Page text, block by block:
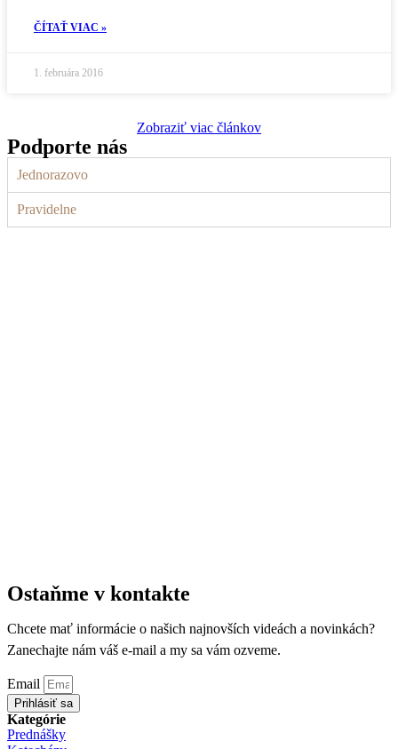
ČÍTAŤ VIAC »
1. februára 2016
Zobraziť viac článkov
Podporte nás
Jednorazovo
Pravidelne
Ostaňme v kontakte
Chcete mať informácie o našich najnovších videách a novinkách?
Zanechajte nám váš e-mail a my sa vám ozveme.
Email
Prihlásiť sa
Kategórie
Prednášky